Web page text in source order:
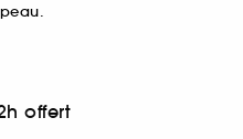
offert